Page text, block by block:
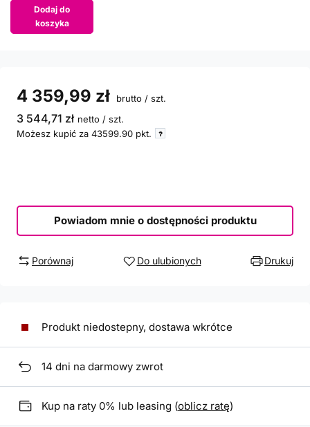
Dodaj do
koszyka
4 359,99 zł brutto / szt.
3 544,71 zł netto / szt.
Możesz kupić za 43599.90 pkt.
Powiadom mnie o dostępności produktu
Porównaj Do ulubionych Drukuj
Produkt niedostepny, dostawa wkrótce
14 dni na darmowy zwrot
Kup na raty 0% lub leasing (oblicz ratę)